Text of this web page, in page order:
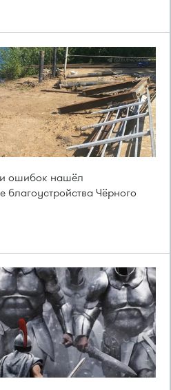
и ошибок нашёл
благоустройства Чёрного